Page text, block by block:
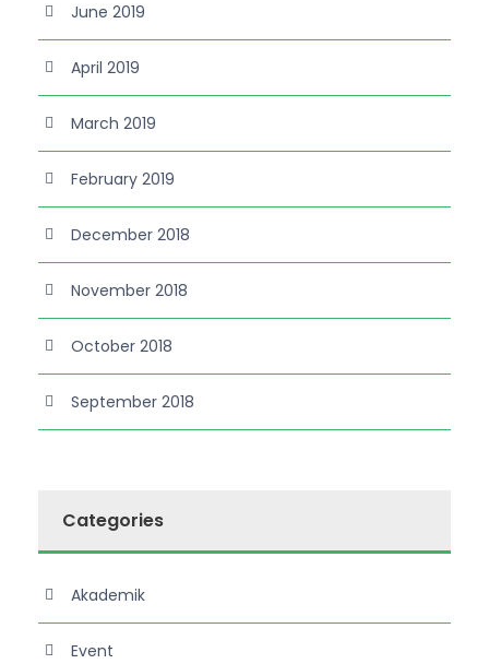
June 2019
April 2019
March 2019
February 2019
December 2018
November 2018
October 2018
September 2018
Categories
Akademik
Event